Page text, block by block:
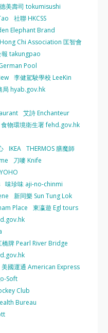
德美壽司 tokumisushi
社聯 HKCSS
Elephant Brand
Hong Chi Association 匡智會
報 takungpao
Pool
李健駕駛學校 LeeKin
局 hyab.gov.hk
艾詩 Enchanteur
食物環境衛生署 fehd.gov.hk
IKEA THERMOS 膳魔師
刀嘜 Knife
味珍味 aji-no-chinmi
新同樂 Sun Tung Lok
Place
東瀛遊 Egl tours
橋牌 Pearl River Bridge
美國運通 American Express
Soft
Club
Bureau